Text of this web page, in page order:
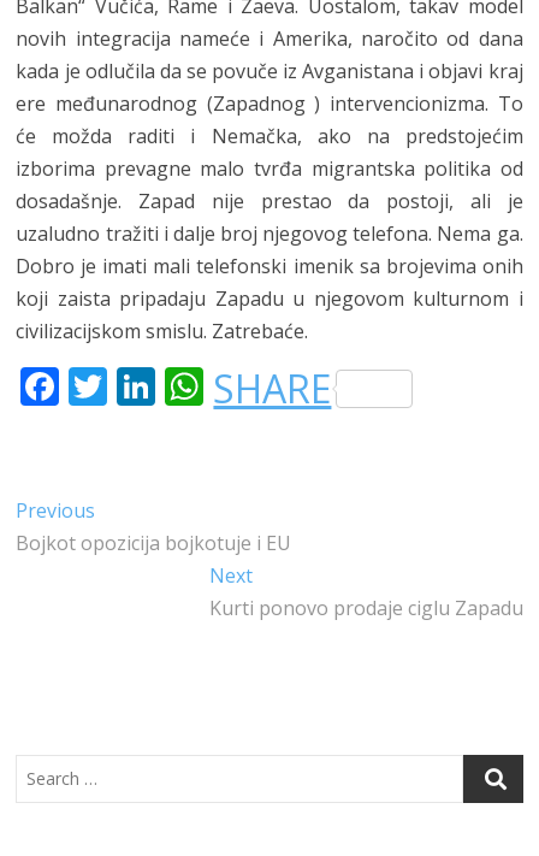
Balkan“ Vučića, Rame i Zaeva. Uostalom, takav model
novih integracija nameće i Amerika, naročito od dana
kada je odlučila da se povuče iz Avganistana i objavi kraj
ere međunarodnog (Zapadnog ) intervencionizma. To
će možda raditi i Nemačka, ako na predstojećim
izborima prevagne malo tvrđa migrantska politika od
dosadašnje. Zapad nije prestao da postoji, ali je
uzaludno tražiti i dalje broj njegovog telefona. Nema ga.
Dobro je imati mali telefonski imenik sa brojevima onih
koji zaista pripadaju Zapadu u njegovom kulturnom i
civilizacijskom smislu. Zatrebaće.
F
E
B
T
E
LI
DI
W
H
S
A
P
SHARE
Kretanje
članka
Previous
post:
Bojkot opozicija bojkotuje i EU
NextNext
post:
Kurti ponovo prodaje ciglu Zapadu
Search